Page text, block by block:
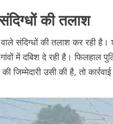
की तलाश
संदिग्धों की तलाश कर रही है।
दबिश दे रही है। फिलहाल
उसी की है, तो